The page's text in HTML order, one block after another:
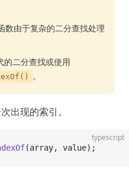
数由于复杂的二分查找处理
的二分查找或使用
。
出现的索引。
typescript
(array, value);